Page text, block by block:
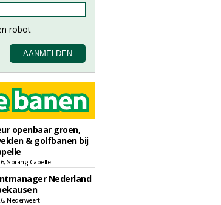
openbaar groen,
& golfbanen bij
Sprang-Capelle
Nederland
Nederweert